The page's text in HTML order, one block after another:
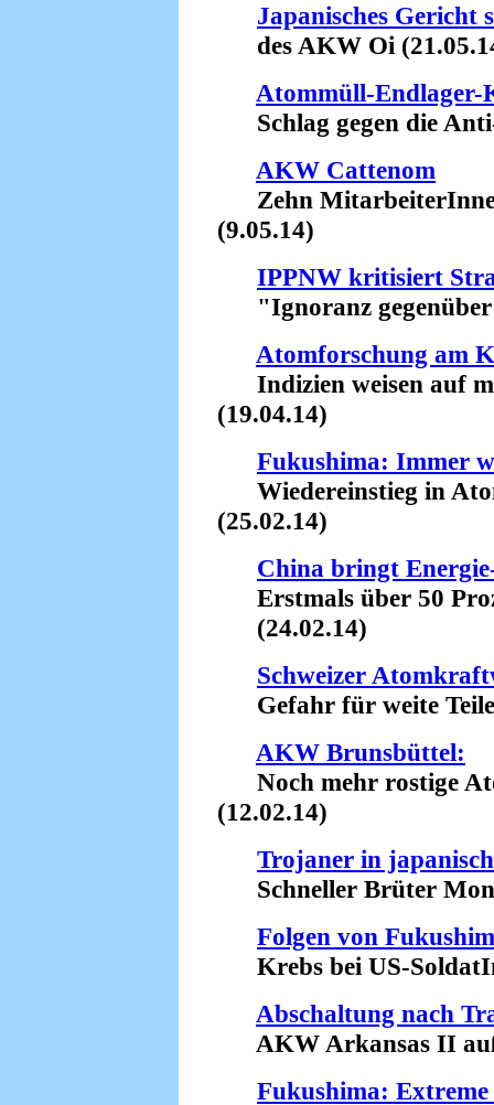
Japanisches Gericht
des AKW Oi
Atommüll-Endlager-
Schlag gegen die
AKW Cattenom
Zehn
(9.05.14)
IPPNW kritisiert
"Ignoranz gegenüber
Atomforschung am
Indizien weisen auf
(19.04.14)
Fukushima: Immer
Wiedereinstieg in
(25.02.14)
China bringt
Erstmals über 50
(24.02.14)
Schweizer
Gefahr für weite Teile
AKW Brunsbüttel:
Noch mehr rostige
(12.02.14)
Trojaner in
Schneller Brüter
Folgen von
Krebs bei US-
Abschaltung nach
AKW Arkansas II
Fukushima: